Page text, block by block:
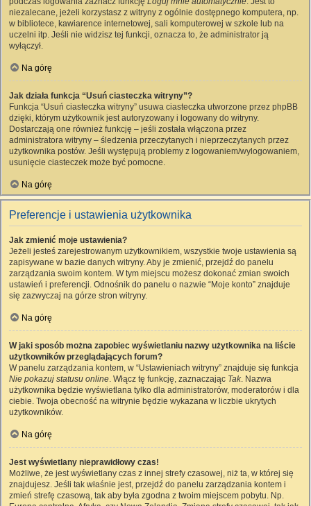
niezalecane, jeżeli korzystasz z witryny z ogólnie dostępnego komputera, np.
w bibliotece, kawiarence internetowej, sali komputerowej w szkole lub na
uczelni itp. Jeśli nie widzisz tej funkcji, oznacza to, że administrator ją
wyłączył.
Na górę
Jak działa funkcja “Usuń ciasteczka witryny”?
Funkcja “Usuń ciasteczka witryny” usuwa ciasteczka utworzone przez phpBB
dzięki, którym użytkownik jest autoryzowany i logowany do witryny.
Dostarczają one również funkcję – jeśli została włączona przez
administratora witryny – śledzenia przeczytanych i nieprzeczytanych przez
użytkownika postów. Jeśli występują problemy z logowaniem/wylogowaniem,
usunięcie ciasteczek może być pomocne.
Na górę
Preferencje i ustawienia użytkownika
Jak zmienić moje ustawienia?
Jeżeli jesteś zarejestrowanym użytkownikiem, wszystkie twoje ustawienia są
zapisywane w bazie danych witryny. Aby je zmienić, przejdź do panelu
zarządzania swoim kontem. W tym miejscu możesz dokonać zmian swoich
ustawień i preferencji. Odnośnik do panelu o nazwie “Moje konto” znajduje
się zazwyczaj na górze stron witryny.
Na górę
W jaki sposób można zapobiec wyświetlaniu nazwy użytkownika na liście
użytkowników przeglądających forum?
W panelu zarządzania kontem, w “Ustawieniach witryny” znajduje się funkcja
Nie pokazuj statusu online. Włącz tę funkcję, zaznaczając Tak. Nazwa
użytkownika będzie wyświetlana tylko dla administratorów, moderatorów i dla
ciebie. Twoja obecność na witrynie będzie wykazana w liczbie ukrytych
użytkowników.
Na górę
Jest wyświetlany nieprawidłowy czas!
Możliwe, że jest wyświetlany czas z innej strefy czasowej, niż ta, w której się
znajdujesz. Jeśli tak właśnie jest, przejdź do panelu zarządzania kontem i
zmień strefę czasową, tak aby była zgodna z twoim miejscem pobytu. Np.